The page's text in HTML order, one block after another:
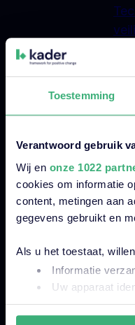
Toestemming
Verantwoord gebruik
Wij en onze 1022
cookies om informatie
content, metingen aan
gegevens gebruikt en
Als u het toestaat,
Informatie
Uw apparaat
Lees meer over hoe
© 2026 Kader Group.
Privacyverklaringen
Cookies &
Algemene
Vulnerability
Er zijn geen